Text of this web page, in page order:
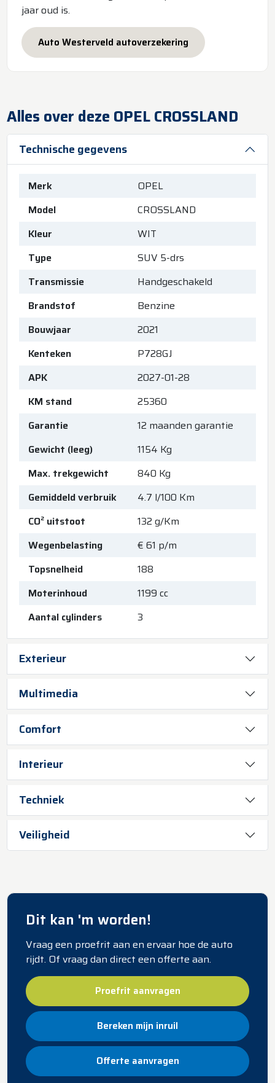
jaar oud is.
Auto Westerveld autoverzekering
Alles over deze OPEL CROSSLAND
Technische gegevens
Merk
OPEL
Model
CROSSLAND
Kleur
WIT
Type
SUV 5-drs
Transmissie
Handgeschakeld
Brandstof
Benzine
Bouwjaar
2021
Kenteken
P728GJ
APK
2027-01-28
KM stand
25360
Garantie
12 maanden garantie
Gewicht (leeg)
1154 Kg
Max. trekgewicht
840 Kg
Gemiddeld verbruik
4.7 l/100 Km
CO² uitstoot
132 g/Km
Wegenbelasting
€ 61 p/m
Topsnelheid
188
Moterinhoud
1199 cc
Aantal cylinders
3
Exterieur
Multimedia
Comfort
Interieur
Techniek
Veiligheid
Dit kan 'm worden!
Vraag een proefrit aan en ervaar hoe de auto
rijdt. Of vraag dan direct een offerte aan.
Proefrit aanvragen
Bereken mijn inruil
Offerte aanvragen